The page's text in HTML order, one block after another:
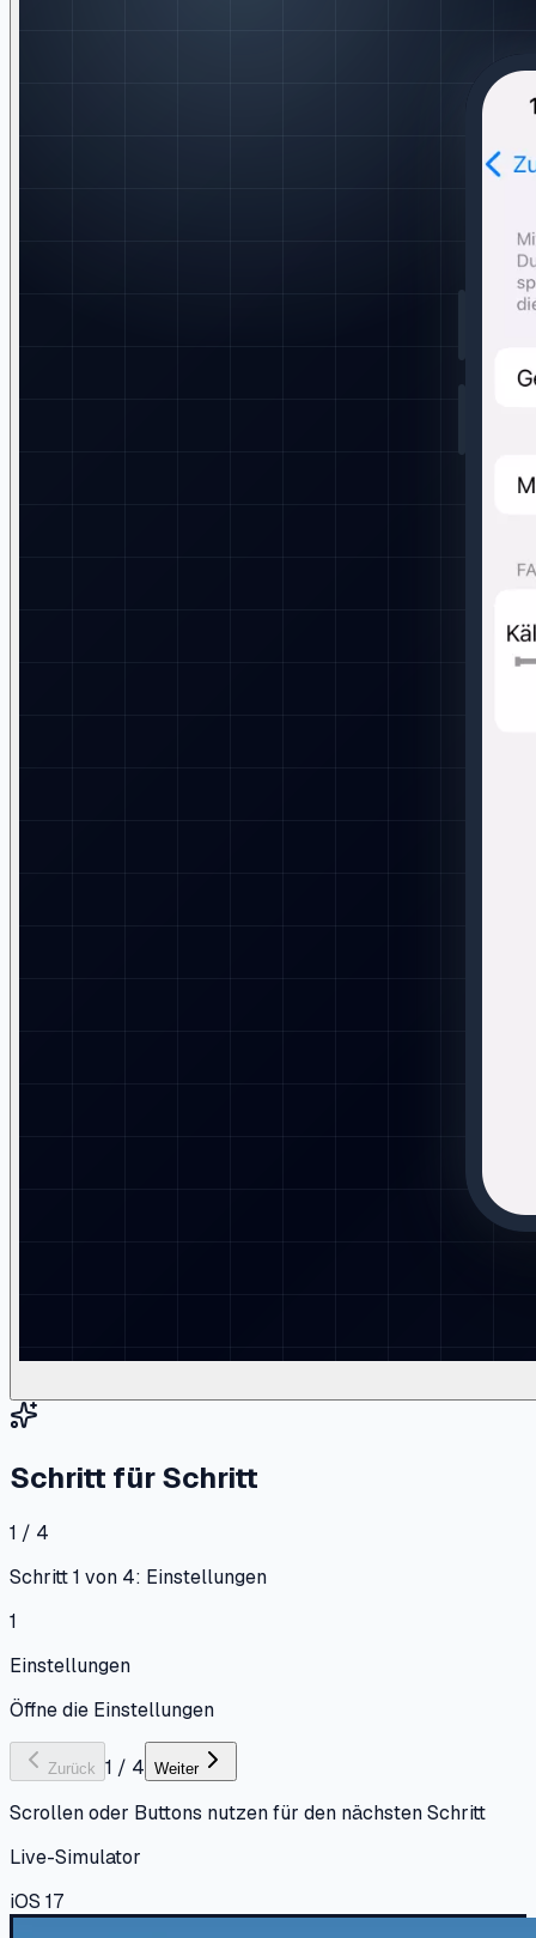
Schritt für Schritt
1 / 4
Schritt 1 von 4: Einstellungen
1
Einstellungen
Öffne die Einstellungen
Zurück 1 / 4 Weiter
Scrollen oder Buttons nutzen für den nächsten Schritt
Live-Simulator
iOS 17